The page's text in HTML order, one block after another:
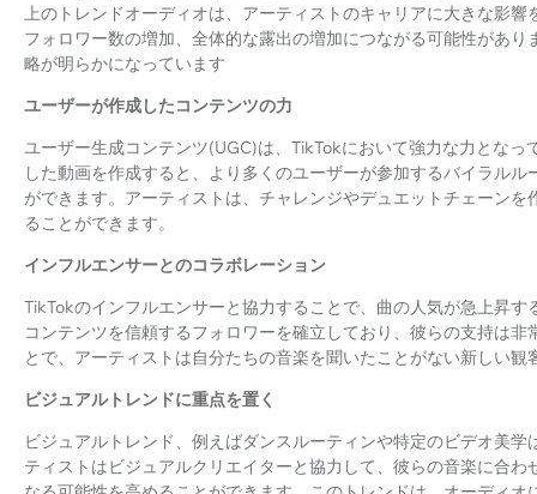
上のトレンドオーディオは、アーティストのキャリアに大きな影
フォロワー数の増加、全体的な露出の増加につながる可能性があ
略が明らかになっています
ユーザーが作成したコンテンツの力
ユーザー生成コンテンツ(UGC)は、TikTokにおいて強力な力とな
した動画を作成すると、より多くのユーザーが参加するバイラル
ができます。アーティストは、チャレンジやデュエットチェーン
ることができます。
インフルエンサーとのコラボレーション
TikTokのインフルエンサーと協力することで、曲の人気が急上昇
コンテンツを信頼するフォロワーを確立しており、彼らの支持は
とで、アーティストは自分たちの音楽を聞いたことがない新しい観
ビジュアルトレンドに重点を置く
ビジュアルトレンド、例えばダンスルーティンや特定のビデオ美
ティストはビジュアルクリエイターと協力して、彼らの音楽に合